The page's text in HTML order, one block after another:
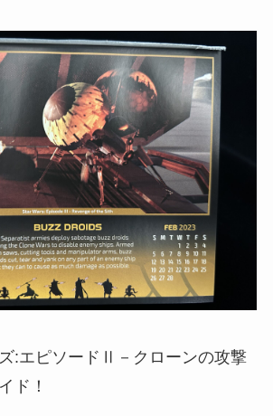
:エピソードⅡ－クローンの攻撃
ド ！